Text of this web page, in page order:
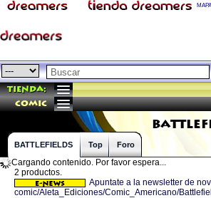
Tienda:
comic
BATTLEFIELDS Top Foro
Cargando contenido. Por favor espera...
2 productos.
Apuntate a la newsletter de
comic/Aleta_Ediciones/Comic_Americano/